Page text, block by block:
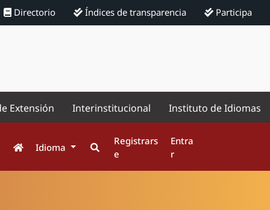
Directorio Índices de transparencia Participa
Extensión Interinstitucional Instituto de Idiomas
Idioma
Registrars
e
Entra
r